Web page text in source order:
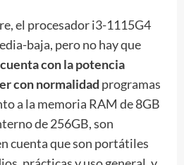
el procesador i3-1115G4
baja, pero no hay que
cuenta con la potencia
con normalidad programas
a la memoria RAM de 8GB
de 256GB, son
cuenta que son portátiles